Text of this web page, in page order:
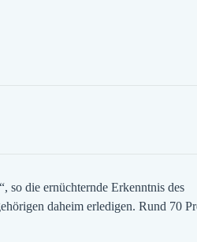
so die ernüchternde Erkenntnis des
daheim erledigen. Rund 70